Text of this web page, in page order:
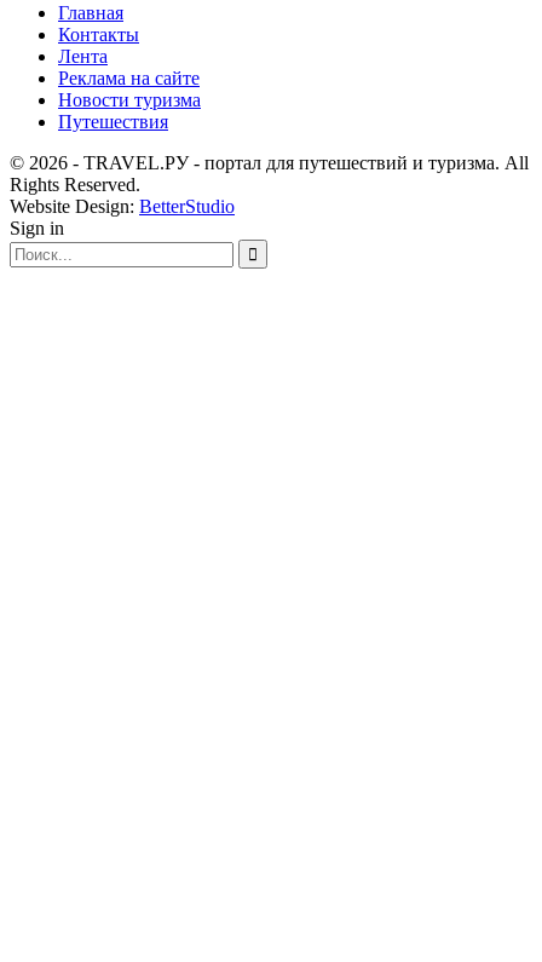
Главная
Контакты
Лента
Реклама на сайте
Новости туризма
Путешествия
© 2026 - TRAVEL.РУ - портал для путешествий и туризма. All
Rights Reserved.
Website Design: BetterStudio
Sign in